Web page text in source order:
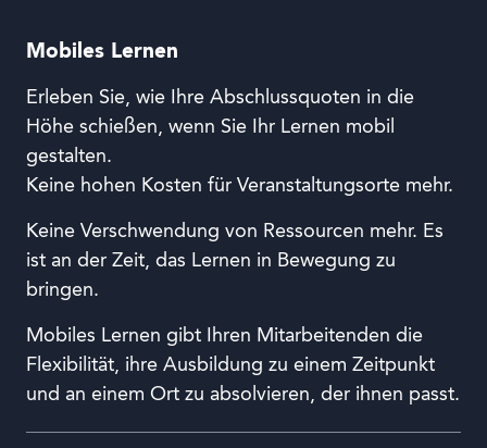
Mobiles Lernen
Erleben Sie, wie Ihre Abschlussquoten in die
Höhe schießen, wenn Sie Ihr Lernen mobil
gestalten.
Keine hohen Kosten für Veranstaltungsorte mehr.
Keine Verschwendung von Ressourcen mehr. Es
ist an der Zeit, das Lernen in Bewegung zu
bringen.
Mobiles Lernen gibt Ihren Mitarbeitenden die
Flexibilität, ihre Ausbildung zu einem Zeitpunkt
und an einem Ort zu absolvieren, der ihnen passt.